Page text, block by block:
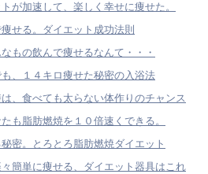
が加速して、楽しく幸せに痩せた。
せる。ダイエット成功法則
もの飲んで痩せるなんて・・・
、１４キロ痩せた秘密の入浴法
、食べても太らない体作りのチャンス
も脂肪燃焼を１０倍速くできる。
密。とろとろ脂肪燃焼ダイエット
簡単に痩せる、ダイエット器具はこれ